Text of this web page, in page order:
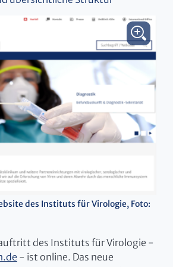
des Instituts für Virologie, Foto:
des Instituts für Virologie -
- ist online. Das neue